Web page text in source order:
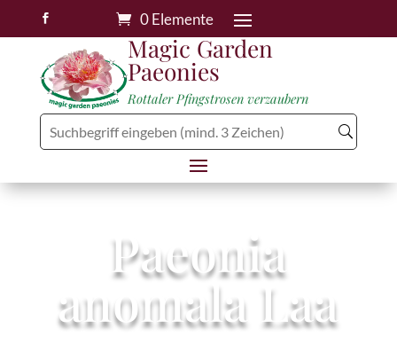
 0 Elemente
Magic Garden
Paeonies
Rottaler Pfingstrosen verzaubern
Paeonia
anomala Laa